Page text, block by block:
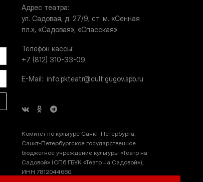
Адрес театра
ул. Садовая, д. 27/9, ст. м. «Сенная
пл.», «Садовая», «Спасская»
Телефон кассы
+7 (812) 310-33-09
E-Mail info.pkteatr@cult.gugov.spb.ru
Комитет по культуре Санкт-Петербурга.
Санкт-Петербургское государственное
бюджетное учреждение культуры «Театр на
Садовой» (СПб ГБУК «Театр на Садовой»),
ИНН 7812044660.